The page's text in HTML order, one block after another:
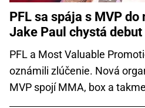
PFL sa spája s MVP
Jake Paul chystá
PFL a Most Valuable
oznámili zlúčenie. Nová
MVP spojí MMA, box a